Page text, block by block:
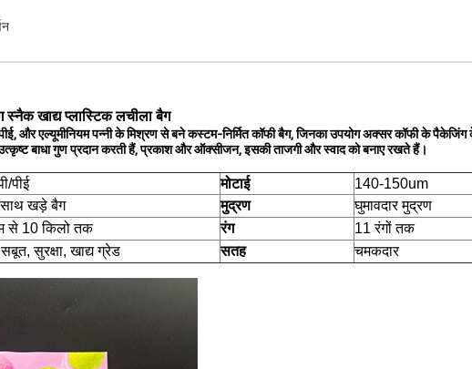
खाद्य प्लास्टिक लचीला बैग
पीई, और एल्यूमीनियम पन्नी के मिश्रण से बने कस्टम-निर्मित कॉफी बैग, जिनका उपयोग अक्सर कॉफी के पैकेजिंग
बाधा गुण प्रदान करती हैं, प्रकाश और ऑक्सीजन, इसकी ताजगी और स्वाद को बनाए रखते हैं।
पीई मोटाई
140-150um
खड़े बैग मुद्रण
घुमावदार मुद्रण
से 10 किलो तक रंग
11 रंगों तक
सुरक्षा, खाद्य ग्रेड सतह चमकदार